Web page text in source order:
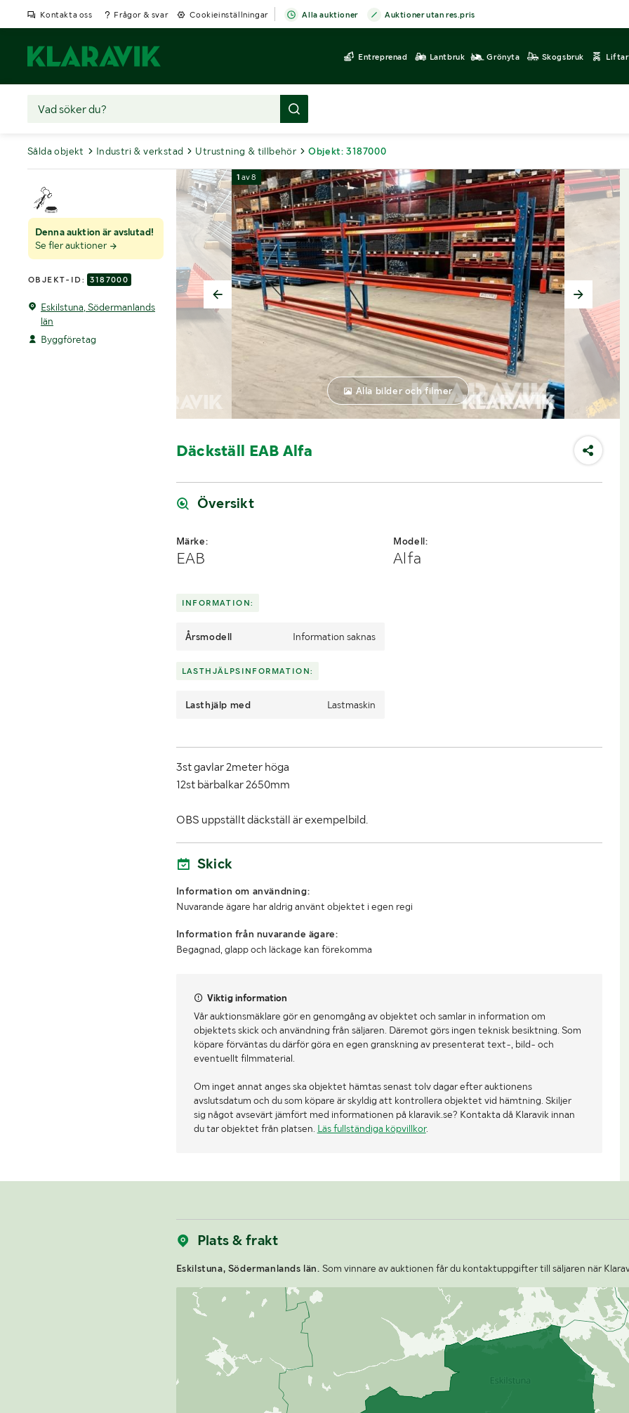
Kontakta oss Frågor & svar Cookieinställningar Alla auktioner Auktioner utan res.pris
Entreprenad Lantbruk Grönyta Skogsbruk Liftar
Sålda objekt Industri & verkstad Utrustning & tillbehör Objekt: 3187000
Denna auktion är avslutad!
Se fler auktioner
OBJEKT-ID: 3187000
Eskilstuna, Södermanlands
län
Byggföretag
1 av8
Alla bilder och filmer
Däckställ EAB Alfa
Översikt
Märke:
EAB
Modell:
Alfa
INFORMATION:
Årsmodell Information saknas
LASTHJÄLPSINFORMATION:
Lasthjälp med Lastmaskin
3st gavlar 2meter höga
12st bärbalkar 2650mm
OBS uppställt däckställ är exempelbild.
Skick
Information om användning:
Nuvarande ägare har aldrig använt objektet i egen regi
Information från nuvarande ägare:
Begagnad, glapp och läckage kan förekomma
Viktig information
Vår auktionsmäklare gör en genomgång av objektet och samlar in information om
objektets skick och användning från säljaren. Däremot görs ingen teknisk besiktning. Som
köpare förväntas du därför göra en egen granskning av presenterat text-, bild- och
eventuellt filmmaterial.
Om inget annat anges ska objektet hämtas senast tolv dagar efter auktionens
avslutsdatum och du som köpare är skyldig att kontrollera objektet vid hämtning. Skiljer
sig något avsevärt jämfört med informationen på klaravik.se? Kontakta då Klaravik innan
du tar objektet från platsen. Läs fullständiga köpvillkor.
Plats & frakt
Eskilstuna, Södermanlands län. Som vinnare av auktionen får du kontaktuppgifter till säljaren när